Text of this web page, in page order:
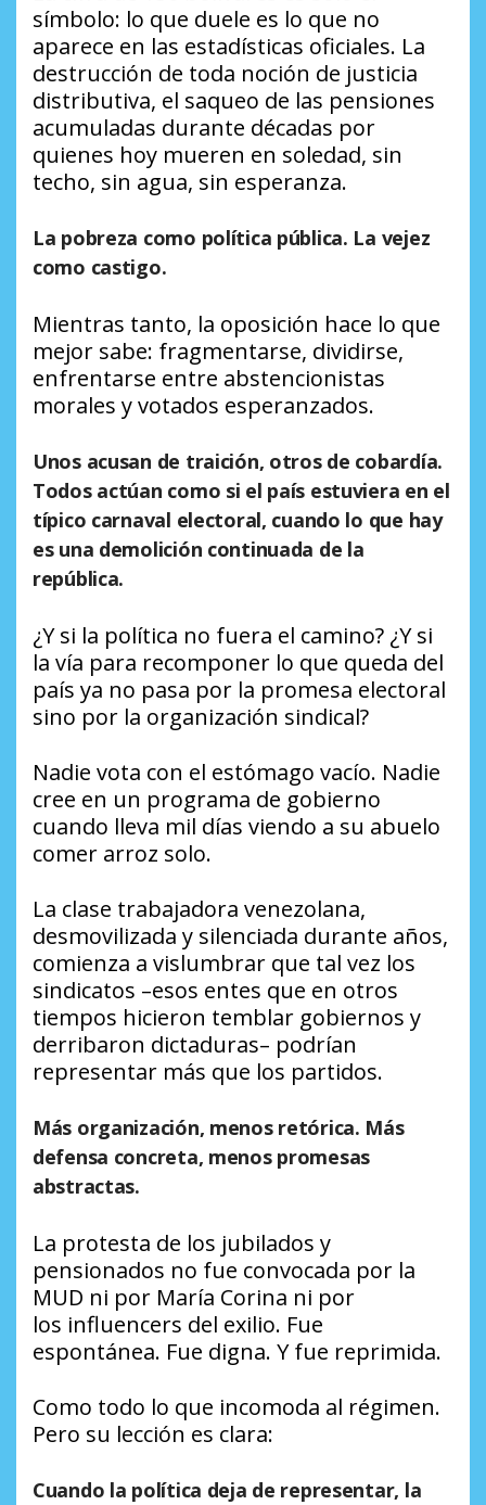
símbolo: lo que duele es lo que no
aparece en las estadísticas oficiales. La
destrucción de toda noción de justicia
distributiva, el saqueo de las pensiones
acumuladas durante décadas por
quienes hoy mueren en soledad, sin
techo, sin agua, sin esperanza.
La pobreza como política pública. La vejez
como castigo.
Mientras tanto, la oposición hace lo que
mejor sabe: fragmentarse, dividirse,
enfrentarse entre abstencionistas
morales y votados esperanzados.
Unos acusan de traición, otros de cobardía.
Todos actúan como si el país estuviera en el
típico carnaval electoral, cuando lo que hay
es una demolición continuada de la
república.
¿Y si la política no fuera el camino? ¿Y si
la vía para recomponer lo que queda del
país ya no pasa por la promesa electoral
sino por la organización sindical?
Nadie vota con el estómago vacío. Nadie
cree en un programa de gobierno
cuando lleva mil días viendo a su abuelo
comer arroz solo.
La clase trabajadora venezolana,
desmovilizada y silenciada durante años,
comienza a vislumbrar que tal vez los
sindicatos –esos entes que en otros
tiempos hicieron temblar gobiernos y
derribaron dictaduras– podrían
representar más que los partidos.
Más organización, menos retórica. Más
defensa concreta, menos promesas
abstractas.
La protesta de los jubilados y
pensionados no fue convocada por la
MUD ni por María Corina ni por
los influencers del exilio. Fue
espontánea. Fue digna. Y fue reprimida.
Como todo lo que incomoda al régimen.
Pero su lección es clara:
Cuando la política deja de representar, la